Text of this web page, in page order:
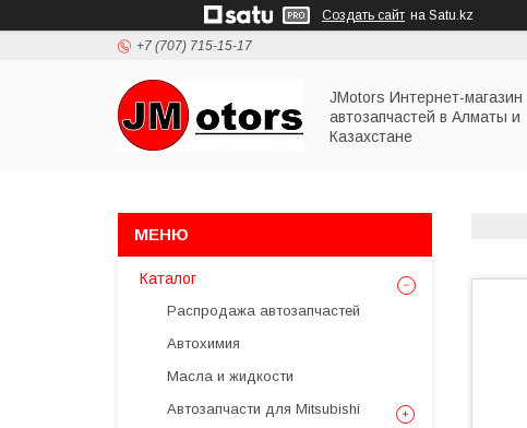
Создать сайт на Satu.kz
+7 (707) 715-15-17
JMotors Интернет-магазин
автозапчастей в Алматы и
Казахстане
Каталог
Распродажа автозапчастей
Автохимия
Масла и жидкости
Автозапчасти для Mitsubishi